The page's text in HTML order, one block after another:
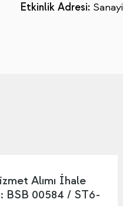
Etkinlik Adresi:
Alımı İhale
BSB 00584 / ST6-